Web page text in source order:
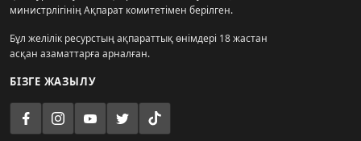
министрлігінің Ақпарат комитетімен берілген.
Бұл желілік ресурстың ақпараттық өнімдері 18 жастан
асқан азаматтарға арналған.
БІЗГЕ ЖАЗЫЛУ